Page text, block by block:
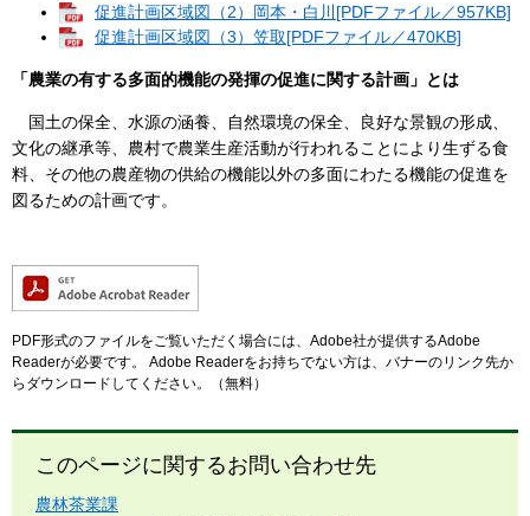
促進計画区域図（2）岡本・白川[PDFファイル／957KB]
促進計画区域図（3）笠取[PDFファイル／470KB]
「農業の有する多面的機能の発揮の促進に関する計画」とは
国土の保全、水源の涵養、自然環境の保全、良好な景観の形成、
文化の継承等、農村で農業生産活動が行われることにより生ずる食
料、その他の農産物の供給の機能以外の多面にわたる機能の促進を
図るための計画です。
PDF形式のファイルをご覧いただく場合には、Adobe社が提供するAdobe
Readerが必要です。
Adobe Readerをお持ちでない方は、バナーのリンク先か
らダウンロードしてください。（無料）
このページに関するお問い合わせ先
農林茶業課